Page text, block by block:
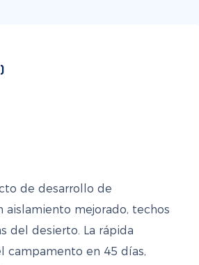
de desarrollo de
aislamiento mejorado, techos
del desierto. La rápida
campamento en 45 días,